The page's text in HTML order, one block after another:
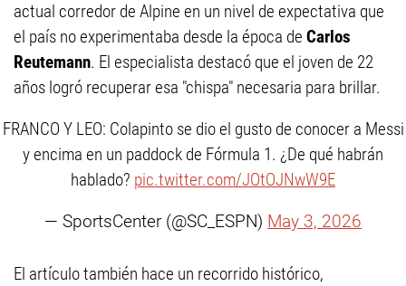
actual corredor de Alpine en un nivel de expectativa que
el país no experimentaba desde la época de Carlos
Reutemann. El especialista destacó que el joven de 22
años logró recuperar esa "chispa" necesaria para brillar.
FRANCO Y LEO: Colapinto se dio el gusto de conocer a Messi
y encima en un paddock de Fórmula 1. ¿De qué habrán
hablado? pic.twitter.com/JOtOJNwW9E
— SportsCenter (@SC_ESPN) May 3, 2026
El artículo también hace un recorrido histórico,